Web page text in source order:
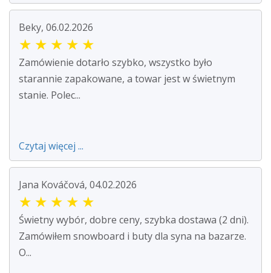
Beky, 06.02.2026
★ ★ ★ ★ ★
Zamówienie dotarło szybko, wszystko było
starannie zapakowane, a towar jest w świetnym
stanie. Polec...
Czytaj więcej ...
Jana Kováčová, 04.02.2026
★ ★ ★ ★ ★
Świetny wybór, dobre ceny, szybka dostawa (2 dni).
Zamówiłem snowboard i buty dla syna na bazarze.
O...